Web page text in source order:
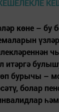
көне – бу
итәргә
бурычы –
болар